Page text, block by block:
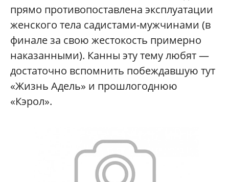
прямо противопоставлена эксплуатации
женского тела садистами-мужчинами (в
финале за свою жестокость примерно
наказанными). Канны эту тему любят —
достаточно вспомнить побеждавшую тут
«Жизнь Адель» и прошлогоднюю
«Кэрол».